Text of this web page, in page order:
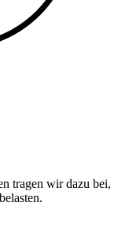
tragen wir dazu bei,